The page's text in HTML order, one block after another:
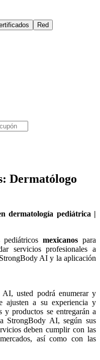
Red
Dermatólogo
dermatología pediátrica |
pediátricosmexicanos para
servicios profesionales a
AI y la aplicación
usted podrá enumerar y
ajusten a su experiencia y
y productos se entregarán a
StrongBody AI, según sus
deben cumplir con las
así como con las